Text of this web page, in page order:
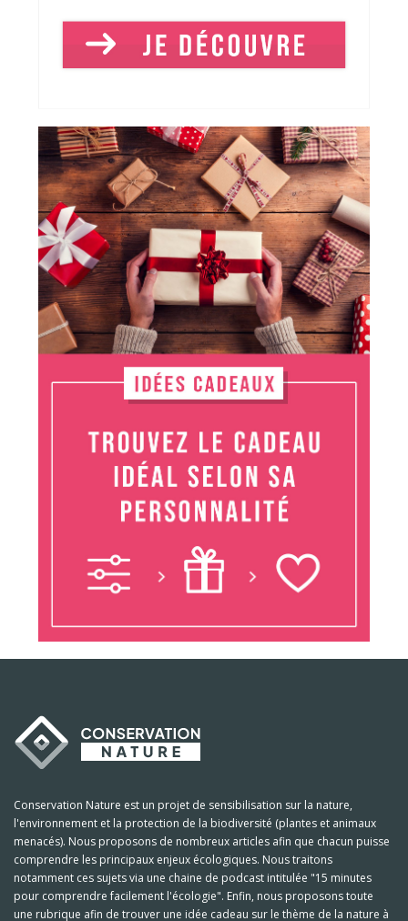
Conservation Nature est un projet de sensibilisation sur la nature,
l'environnement et la protection de la biodiversité (plantes et animaux
menacés). Nous proposons de nombreux articles afin que chacun puisse
comprendre les principaux enjeux écologiques. Nous traitons
notamment ces sujets via une chaine de podcast intitulée "15 minutes
pour comprendre facilement l'écologie". Enfin, nous proposons toute
une rubrique afin de trouver une idée cadeau sur le thème de la nature à